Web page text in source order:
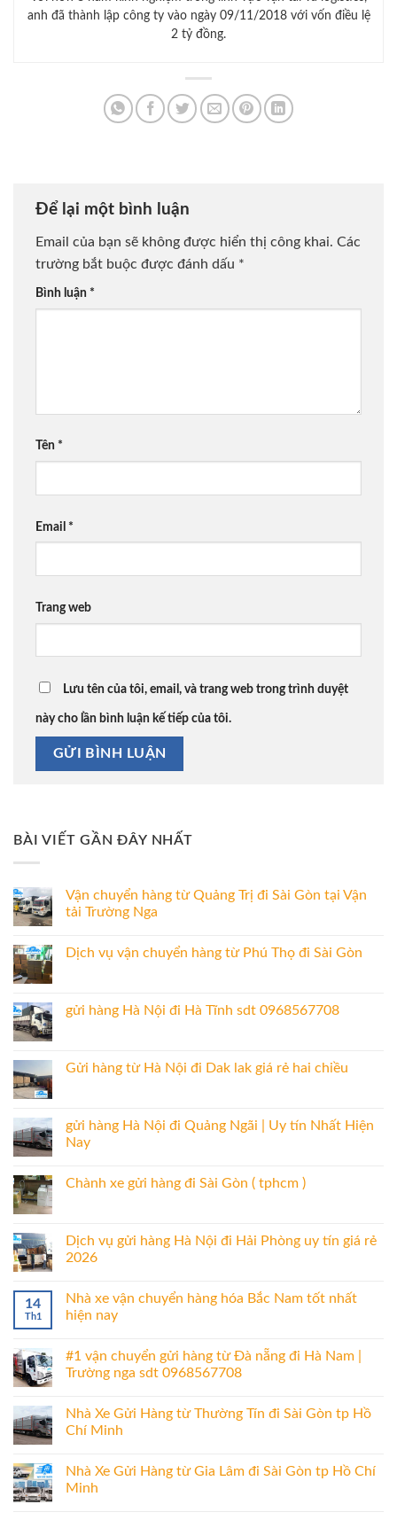
anh đã thành lập công ty vào ngày 09/11/2018 với vốn điều lệ
2 tỷ đồng.
Để lại một bình luận
Email của bạn sẽ không được hiển thị công khai. Các
trường bắt buộc được đánh dấu *
Bình luận *
Tên *
Email *
Trang web
Lưu tên của tôi, email, và trang web trong trình duyệt
này cho lần bình luận kế tiếp của tôi.
BÀI VIẾT GẦN ĐÂY NHẤT
Vận chuyển hàng từ Quảng Trị đi Sài Gòn tại Vận
tải Trường Nga
Dịch vụ vận chuyển hàng từ Phú Thọ đi Sài Gòn
gửi hàng Hà Nội đi Hà Tĩnh sdt 0968567708
Gửi hàng từ Hà Nội đi Dak lak giá rẻ hai chiều
gửi hàng Hà Nội đi Quảng Ngãi | Uy tín Nhất Hiện
Nay
Chành xe gửi hàng đi Sài Gòn ( tphcm )
Dịch vụ gửi hàng Hà Nội đi Hải Phòng uy tín giá rẻ
2026
14
Th1
Nhà xe vận chuyển hàng hóa Bắc Nam tốt nhất
hiện nay
#1 vận chuyển gửi hàng từ Đà nẵng đi Hà Nam |
Trường nga sdt 0968567708
Nhà Xe Gửi Hàng từ Thường Tín đi Sài Gòn tp Hồ
Chí Minh
Nhà Xe Gửi Hàng từ Gia Lâm đi Sài Gòn tp Hồ Chí
Minh